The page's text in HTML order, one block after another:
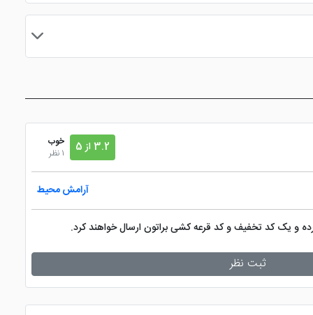
3.2 از 5
خوب
1 نظر
آرامش محیط
و یک کد تخفیف و کد قرعه کشی براتون ارسال خواهند کرد.
ثبت نظر